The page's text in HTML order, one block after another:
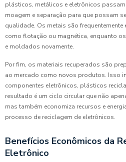
plásticos, metálicos e eletrônicos
moagem e separação para que possam
qualidade. Os metais são
como flotação ou magnética, enquanto
e moldados novamente.
Por fim, os materiais recuperados são
ao mercado como novos produtos. Isso
componentes eletrônicos, plásticos
resultado é um ciclo circular que não
mas também economiza recursos e
processo de reciclagem de eletrônicos.
Benefícios Econômicos da
Eletrônico